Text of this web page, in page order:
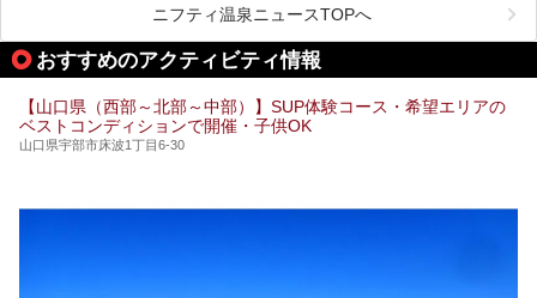
総工費はなんと約42億円。温泉だけでなく、交流できる施
設として整備され、まさに“温泉のテーマパーク”のようなス
ポットです。今回は、その魅力を3つの注目ポイントに分け
てご紹介します。
ニフティ温泉ニュースTOPへ
おすすめのアクティビティ情報
【山口県（西部～北部～中部）】SUP体験コース・希望エリアの
ベストコンディションで開催・子供OK
山口県宇部市床波1丁目6-30